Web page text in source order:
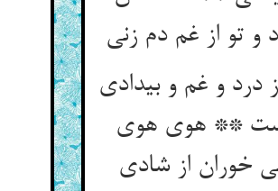
و تو از غم دم زنی‏
درد و غم و بی‏دادی
** هوی هوی
خوران از شادی